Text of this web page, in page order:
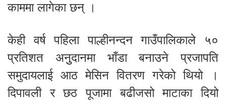
काममा लागेका छन् ।
केही वर्ष पहिला पाल्हीनन्दन गाउँपालिकाले ५०
प्रतिशत अनुुदानमा भाँडा बनाउने प्रजापति
समुदायलाई आठ मेसिन वितरण गरेको थियो ।
दिपावली र छठ पूजामा बढीजसो माटाका दियो